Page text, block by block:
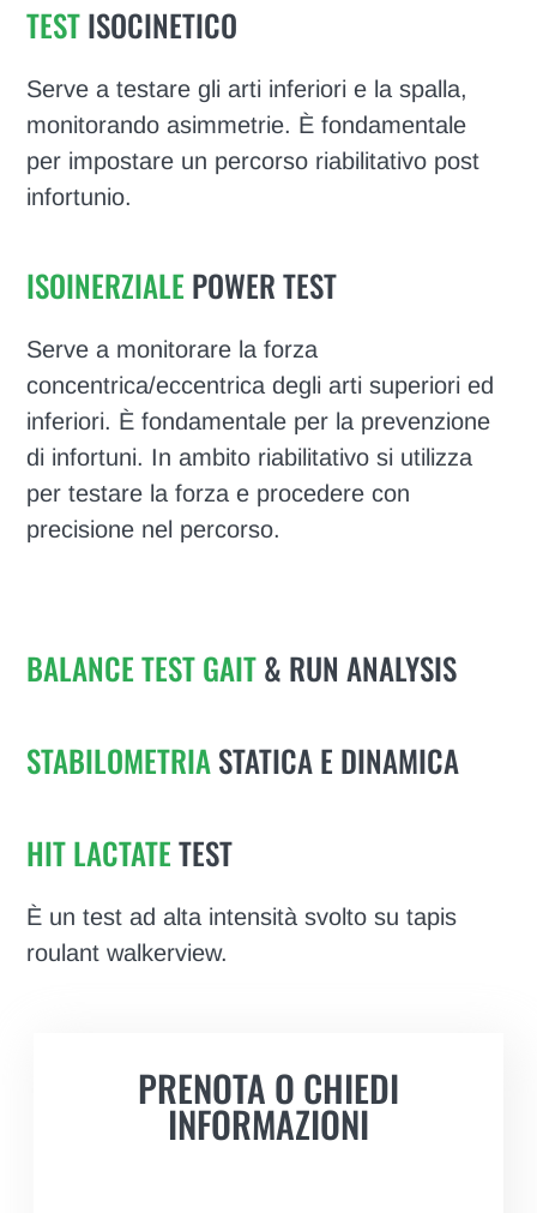
TESTISOCINETICO
Serve a testare gli arti inferiori e la spalla,
monitorando asimmetrie. È fondamentale
per impostare un percorso riabilitativo post
infortunio.
ISOINERZIALE POWER TEST
Serve a monitorare la forza
concentrica/eccentrica degli arti superiori ed
inferiori. È fondamentale per la prevenzione
di infortuni. In ambito riabilitativo si utilizza
per testare la forza e procedere con
precisione nel percorso.
BALANCE TEST GAIT& RUN ANALYSIS
STABILOMETRIASTATICA E DINAMICA
HIT LACTATETEST
È un test ad alta intensità svolto su tapis
roulant walkerview.
PRENOTA O CHIEDI
INFORMAZIONI